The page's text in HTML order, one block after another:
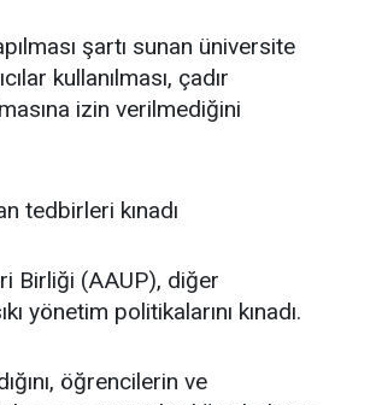
şartı sunan üniversite
kullanılması, çadır
izin verilmediğini
tedbirleri kınadı
Birliği (AAUP), diğer
yönetim politikalarını kınadı.
öğrencilerin ve